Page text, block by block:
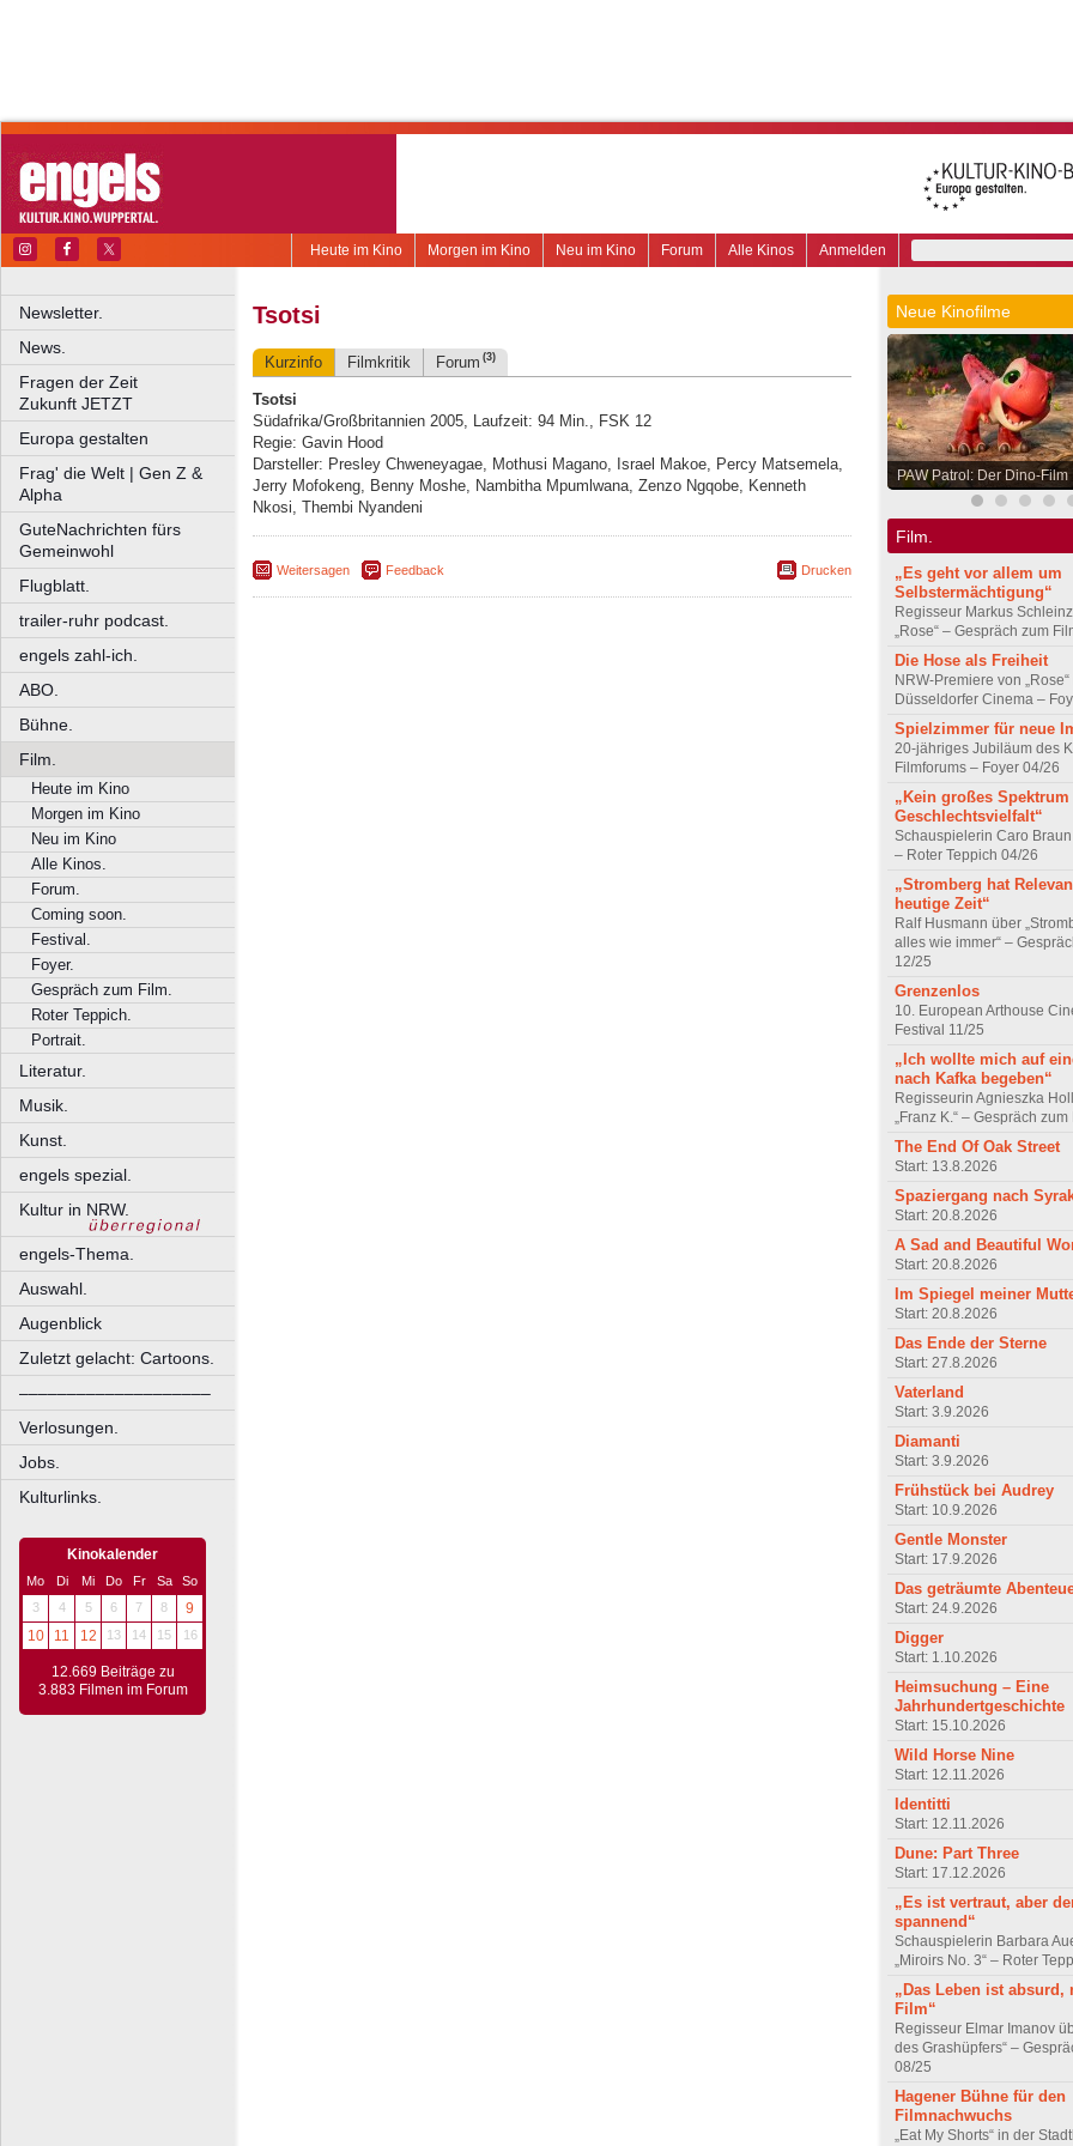
Anmelden
Alle Kinos
Forum
Neu im Kino
Morgen im Kino
Heute im Kino
Newsletter.
News.
Fragen der Zeit
Zukunft JETZT
Europa gestalten
Frag' die Welt | Gen Z &
Alpha
GuteNachrichten fürs
Gemeinwohl
Flugblatt.
trailer-ruhr podcast.
engels zahl-ich.
ABO.
Bühne.
Film.
Heute im Kino
Morgen im Kino
Neu im Kino
Alle Kinos.
Forum.
Coming soon.
Festival.
Foyer.
Gespräch zum Film.
Roter Teppich.
Portrait.
Literatur.
Musik.
Kunst.
engels spezial.
Kultur in NRW.
engels-Thema.
Auswahl.
Augenblick
Zuletzt gelacht: Cartoons.
––––––––––––––––––––
Verlosungen.
Jobs.
Kulturlinks.
Kinokalender
Mo Di Mi Do Fr Sa
So
3
4 5 6 7 8
9
10
11 12 13 14 15 16
12.669 Beiträge zu
3.883 Filmen im Forum
Tsotsi
Kurzinfo Filmkritik Forum (3)
Tsotsi
Südafrika/Großbritannien 2005, Laufzeit: 94 Min., FSK 12
Regie: Gavin Hood
Darsteller: Presley Chweneyagae, Mothusi Magano, Israel Makoe, Percy Matsemela,
Jerry Mofokeng, Benny Moshe, Nambitha Mpumlwana, Zenzo Ngqobe, Kenneth
Nkosi, Thembi Nyandeni
Weitersagen Feedback Drucken
Neue Kinofilme
PAW Patrol: Der Dino-Film
Film.
„Es geht vor allem um
Selbstermächtigung“
Regisseur Markus
„Rose“ – Gespräch zum
Die Hose als Freiheit
NRW-Premiere von „Rose“
Düsseldorfer Cinema –
Spielzimmer für neue
20-jähriges Jubiläum des
Filmforums – Foyer 04/26
„Kein großes Spektrum
Geschlechtsvielfalt“
Schauspielerin Caro Braun
– Roter Teppich 04/26
„Stromberg hat
heutige Zeit“
Ralf Husmann über
alles wie immer“ –
12/25
Grenzenlos
10. European Arthouse
Festival 11/25
„Ich wollte mich auf
nach Kafka begeben“
Regisseurin Agnieszka
„Franz K.“ – Gespräch
The End Of Oak Street
Start: 13.8.2026
Spaziergang nach
Start: 20.8.2026
A Sad and Beautiful
Start: 20.8.2026
Im Spiegel meiner
Start: 20.8.2026
Das Ende der Sterne
Start: 27.8.2026
Vaterland
Start: 3.9.2026
Diamanti
Start: 3.9.2026
Frühstück bei Audrey
Start: 10.9.2026
Gentle Monster
Start: 17.9.2026
Das geträumte
Start: 24.9.2026
Digger
Start: 1.10.2026
Heimsuchung – Eine
Jahrhundertgeschichte
Start: 15.10.2026
Wild Horse Nine
Start: 12.11.2026
Identitti
Start: 12.11.2026
Dune: Part Three
Start: 17.12.2026
„Es ist vertraut, aber
spannend“
Schauspielerin Barbara
„Miroirs No. 3“ – Roter
„Das Leben ist absurd,
Film“
Regisseur Elmar Imanov
des Grashüpfers“ –
08/25
Hagener Bühne für den
Filmnachwuchs
„Eat My Shorts“ in der